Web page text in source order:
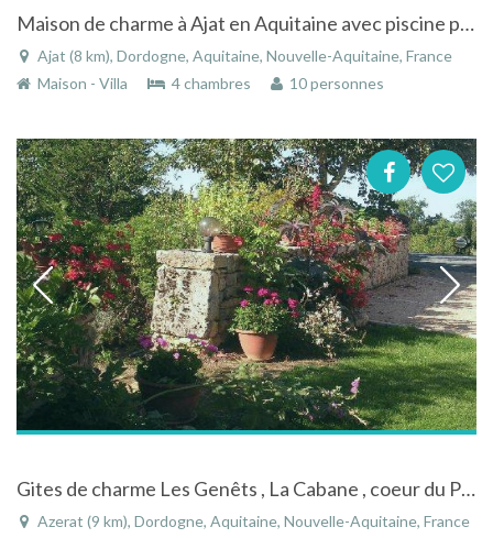
Maison de charme à Ajat en Aquitaine avec piscine privée vue imprenable et coucher de soleil
Ajat (8 km), Dordogne, Aquitaine, Nouvelle-Aquitaine, France
Maison - Villa
4 chambres 10 personnes
Gites de charme Les Genêts , La Cabane , coeur du Périgord noir , familles (4/5 p) ou groupes( 23 p)
Azerat (9 km), Dordogne, Aquitaine, Nouvelle-Aquitaine, France